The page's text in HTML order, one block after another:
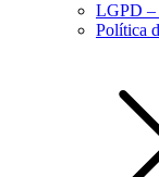
LGPD
Política